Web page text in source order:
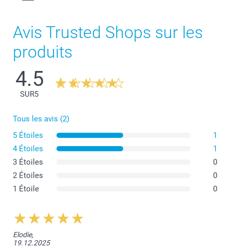
Quantité Prix unitaire
1 - 4
5 - 9
20 - 29 1,85
30+ 1,75
Avis Trusted Shops sur les
produits
4.5
SUR5
Tous les avis (2)
5 Étoiles
1
4 Étoiles
1
3 Étoiles
0
2 Étoiles
0
1 Étoile
0
Elodie,
19.12.2025